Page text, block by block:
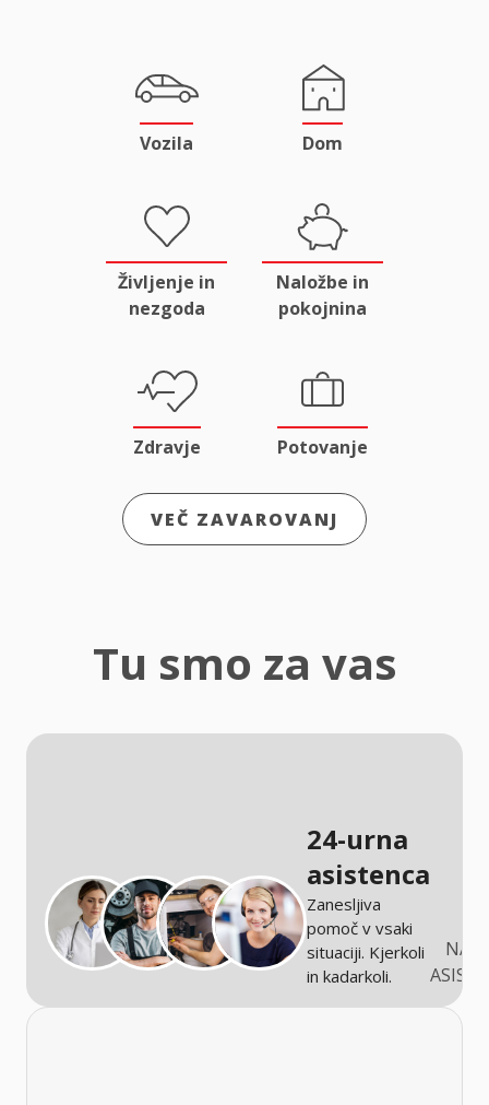
Vozila Dom
Življenje in
nezgoda
Naložbe in
pokojnina
Zdravje Potovanje
VEČ ZAVAROVANJ
Tu smo za vas
24-urna
asistenca
Zanesljiva
pomoč v vsaki
situaciji. Kjerkoli
in kadarkoli.